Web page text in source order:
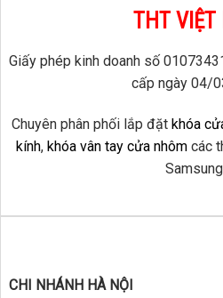
THT VIỆT
Giấy phép kinh doanh số
cấp ngày 04/
Chuyên phân phối lắp đặt khóa
kính, khóa vân tay cửa nhômcác
CHI NHÁNH HÀ NỘI